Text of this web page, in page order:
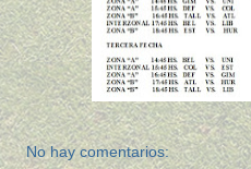
No hay comentarios: